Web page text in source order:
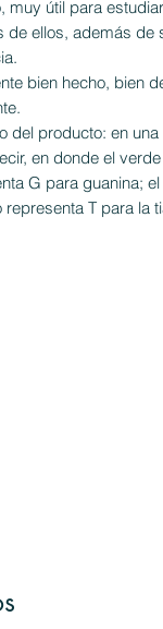
muy útil para
de ellos, además de
bien hecho, bien
del producto: en
en donde el
G para guanina;
representa T para la